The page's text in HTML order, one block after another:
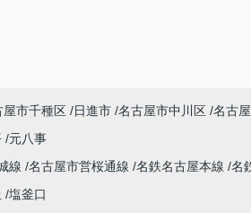
屋市千種区 日進市 名古屋市中川区 名古
元八事
線 名古屋市営桜通線 名鉄名古屋本線 名
塩釜口